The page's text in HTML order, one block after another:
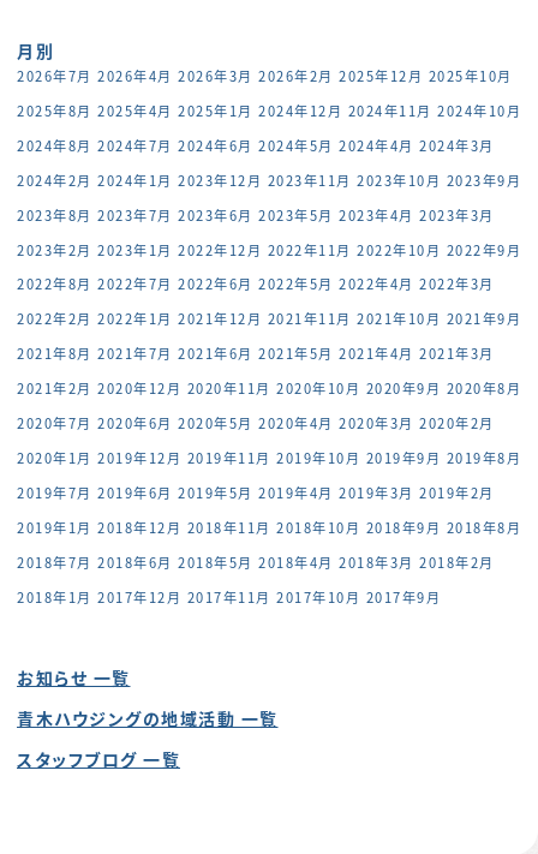
月別
2026年7月 2026年4月 2026年3月 2026年2月 2025年12月 2025年10月
2025年8月 2025年4月 2025年1月 2024年12月 2024年11月 2024年10月
2024年8月 2024年7月 2024年6月 2024年5月 2024年4月 2024年3月
2024年2月 2024年1月 2023年12月 2023年11月 2023年10月 2023年9月
2023年8月 2023年7月 2023年6月 2023年5月 2023年4月 2023年3月
2023年2月 2023年1月 2022年12月 2022年11月 2022年10月 2022年9月
2022年8月 2022年7月 2022年6月 2022年5月 2022年4月 2022年3月
2022年2月 2022年1月 2021年12月 2021年11月 2021年10月 2021年9月
2021年8月 2021年7月 2021年6月 2021年5月 2021年4月 2021年3月
2021年2月 2020年12月 2020年11月 2020年10月 2020年9月 2020年8月
2020年7月 2020年6月 2020年5月 2020年4月 2020年3月 2020年2月
2020年1月 2019年12月 2019年11月 2019年10月 2019年9月 2019年8月
2019年7月 2019年6月 2019年5月 2019年4月 2019年3月 2019年2月
2019年1月 2018年12月 2018年11月 2018年10月 2018年9月 2018年8月
2018年7月 2018年6月 2018年5月 2018年4月 2018年3月 2018年2月
2018年1月 2017年12月 2017年11月 2017年10月 2017年9月
お知らせ 一覧
青木ハウジングの地域活動 一覧
スタッフブログ 一覧